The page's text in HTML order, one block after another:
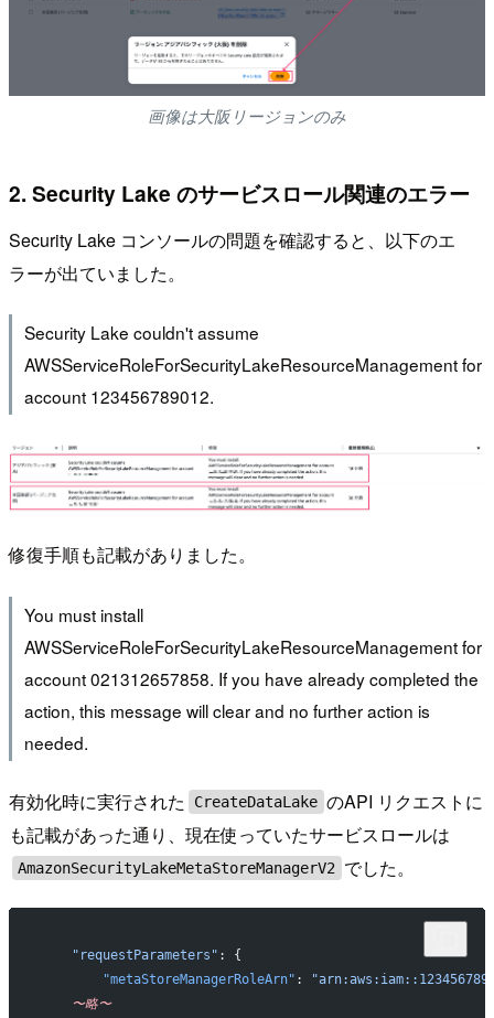
画像は大阪リージョンのみ
2. Security Lake のサービスロール関連のエラー
Security Lake コンソールの問題を確認すると、以下のエ
ラーが出ていました。
Security Lake couldn't assume
AWSServiceRoleForSecurityLakeResourceManagement for
account 123456789012.
修復手順も記載がありました。
You must install
AWSServiceRoleForSecurityLakeResourceManagement for
account 021312657858. If you have already completed the
action, this message will clear and no further action is
needed.
有効化時に実行された CreateDataLake のAPI リクエストに
も記載があった通り、現在使っていたサービスロールは
AmazonSecurityLakeMetaStoreManagerV2 でした。
    "requestParameters"
: {
        "metaStoreManagerRoleArn"
:
    〜略〜